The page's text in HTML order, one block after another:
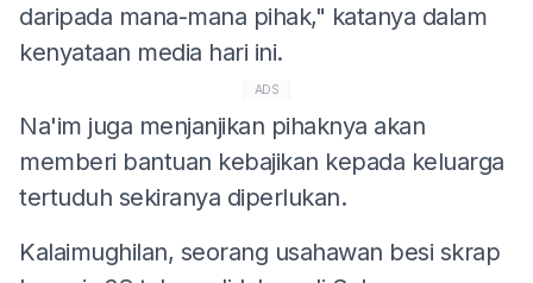
daripada mana-mana pihak," katanya dalam
kenyataan media hari ini.
ADS
Na'im juga menjanjikan pihaknya akan
memberi bantuan kebajikan kepada keluarga
tertuduh sekiranya diperlukan.
Kalaimughilan, seorang usahawan besi skrap